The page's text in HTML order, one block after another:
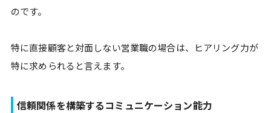
のです。
特に直接顧客と対面しない営業職の場合は、ヒアリング力が
特に求められると言えます。
信頼関係を構築するコミュニケーション能力